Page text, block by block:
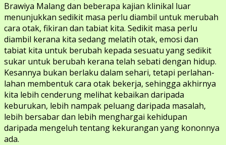
Brawiya Malang dan beberapa kajian klinikal luar
menunjukkan sedikit masa perlu diambil untuk merubah
cara otak, fikiran dan tabiat kita. Sedikit masa perlu
diambil kerana kita sedang melatih otak, emosi dan
tabiat kita untuk berubah kepada sesuatu yang sedikit
sukar untuk berubah kerana telah sebati dengan hidup.
Kesannya bukan berlaku dalam sehari, tetapi perlahan-
lahan membentuk cara otak bekerja, sehingga akhirnya
kita lebih cenderung melihat kebaikan daripada
keburukan, lebih nampak peluang daripada masalah,
lebih bersabar dan lebih menghargai kehidupan
daripada mengeluh tentang kekurangan yang kononnya
ada.